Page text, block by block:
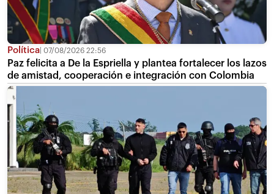
Política 07/08/2026 22:56
Paz felicita a De la Espriella y plantea fortalecer los lazos
de amistad, cooperación e integración con Colombia